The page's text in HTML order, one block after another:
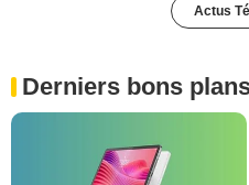
Actus
Derniers bons